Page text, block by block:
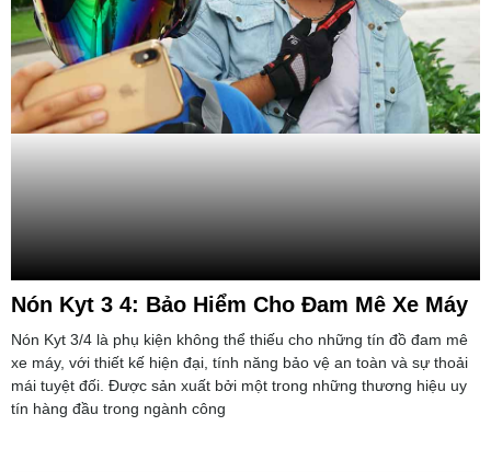
Nón Kyt 3 4: Bảo Hiểm Cho Đam Mê Xe Máy
Nón Kyt 3/4 là phụ kiện không thể thiếu cho những tín đồ đam mê
xe máy, với thiết kế hiện đại, tính năng bảo vệ an toàn và sự thoải
mái tuyệt đối. Được sản xuất bởi một trong những thương hiệu uy
tín hàng đầu trong ngành công